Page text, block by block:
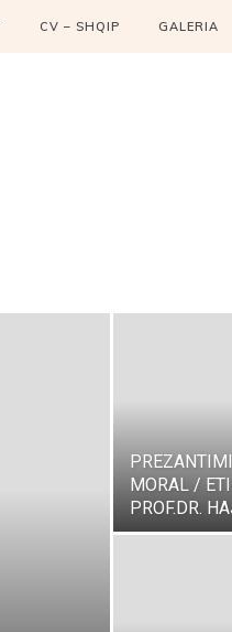
CV – SHQIP GALERIA
MORAL /
PROF.DR.